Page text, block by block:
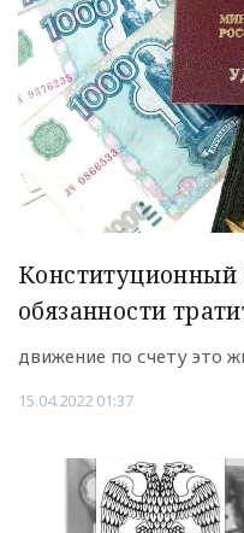
Конституционный
обязанности
движение по счету это
15.04.2022 01:37